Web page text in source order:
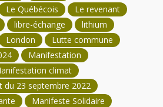
Le Québécois
Le revenant
libre-échange
lithium
London
Lutte commune
Manifestation
climat
23 septembre 2022
Manifeste Solidaire